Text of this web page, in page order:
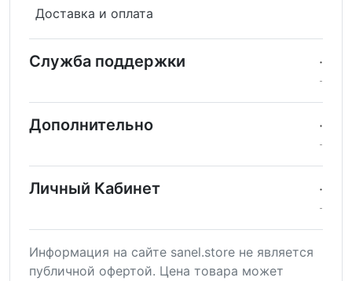
Доставка и оплата
Служба поддержки
Дополнительно
Личный Кабинет
Информация на сайте sanel.store не является
публичной офертой. Цена товара может